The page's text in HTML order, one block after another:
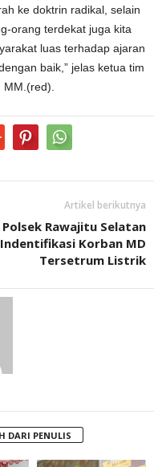
ke doktrin radikal, selain
orang terdekat juga kita
luas terhadap ajaran
baik,” jelas ketua tim
Artikel berikutnya
Polsek Rawajitu Selatan
Indentifikasi Korban MD
Tersetrum Listrik
DARI PENULIS